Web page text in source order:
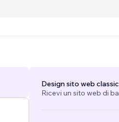
Design sito web
Ricevi un sito web di